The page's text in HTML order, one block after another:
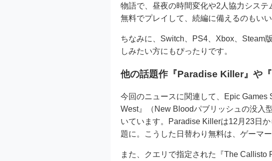
物語で、昼夜の時間変化や2人協力シス
無料でプレイして、続編に備えるのもいい
ちなみに、Switch、PS4、Xbox、Steam
しみたい方にもぴったりです。
他の話題作『Paradise Killer』や
今回のニュースに関連して、Epic
West』（New Bloodパブリッシュの没入
いています。Paradise Killerは12月23日
題に。こうした日替わり無料は、ゲーマ
また、クエリで指定された『The Callisto